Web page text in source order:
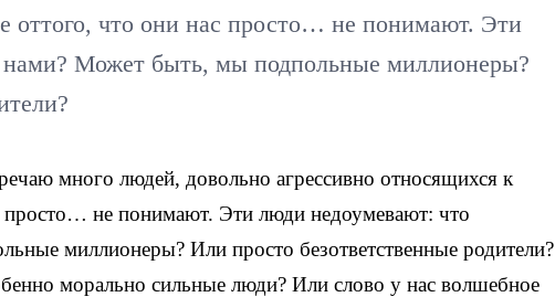
оттого, что они нас просто… не понимают. Эти
нами? Может быть, мы подпольные миллионеры?
много людей, довольно агрессивно относящихся к
не понимают. Эти люди недоумевают: что
миллионеры? Или просто безответственные родители?
морально сильные люди? Или слово у нас волшебное